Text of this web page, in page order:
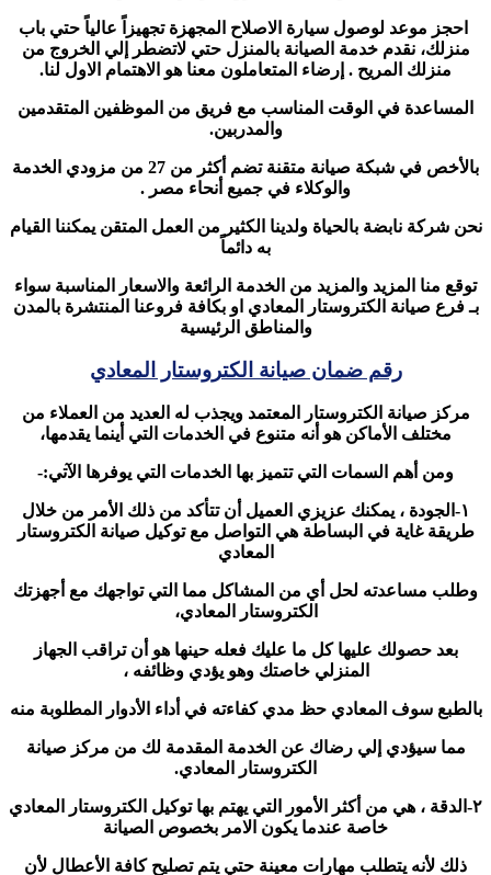
احجز موعد لوصول سيارة الاصلاح المجهزة تجهيزاً عالياً حتي باب
منزلك، نقدم خدمة الصيانة بالمنزل حتي لاتضطر إلي الخروج من
منزلك المريح . إرضاء المتعاملون معنا هو الاهتمام الاول لنا.
المساعدة في الوقت المناسب مع فريق من الموظفين المتقدمين
والمدربين.
بالأخص في شبكة صيانة متقنة تضم أكثر من 27 من مزودي الخدمة
والوكلاء في جميع أنحاء مصر .
نحن شركة نابضة بالحياة ولدينا الكثير من العمل المتقن يمكننا القيام
به دائماً
توقع منا المزيد والمزيد من الخدمة الرائعة والاسعار المناسبة سواء
بـ فرع صيانة الكتروستار المعادي او بكافة فروعنا المنتشرة بالمدن
والمناطق الرئيسية
رقم ضمان صيانة الكتروستار المعادي
مركز صيانة الكتروستار المعتمد ويجذب له العديد من العملاء من
مختلف الأماكن هو أنه متنوع في الخدمات التي أينما يقدمها،
ومن أهم السمات التي تتميز بها الخدمات التي يوفرها الآتي:-
١-الجودة ، يمكنك عزيزي العميل أن تتأكد من ذلك الأمر من خلال
طريقة غاية في البساطة هي التواصل مع توكيل صيانة الكتروستار
المعادي
وطلب مساعدته لحل أي من المشاكل مما التي تواجهك مع أجهزتك
الكتروستار المعادي،
بعد حصولك عليها كل ما عليك فعله حينها هو أن تراقب الجهاز
المنزلي خاصتك وهو يؤدي وظائفه ،
بالطبع سوف المعادي حظ مدي كفاءته في أداء الأدوار المطلوبة منه
مما سيؤدي إلي رضاك عن الخدمة المقدمة لك من مركز صيانة
الكتروستار المعادي.
٢-الدقة ، هي من أكثر الأمور التي يهتم بها توكيل الكتروستار المعادي
خاصة عندما يكون الامر بخصوص الصيانة
ذلك لأنه يتطلب مهارات معينة حتي يتم تصليح كافة الأعطال لأن